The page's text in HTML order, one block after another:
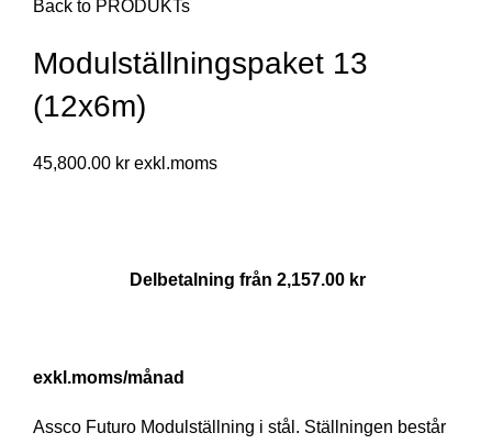
Back to PRODUKTs
Modulställningspaket 13
(12x6m)
45,800.00 kr
Delbetalning från 2,157.00 kr
/månad
Assco Futuro Modulställning i stål. Ställningen består